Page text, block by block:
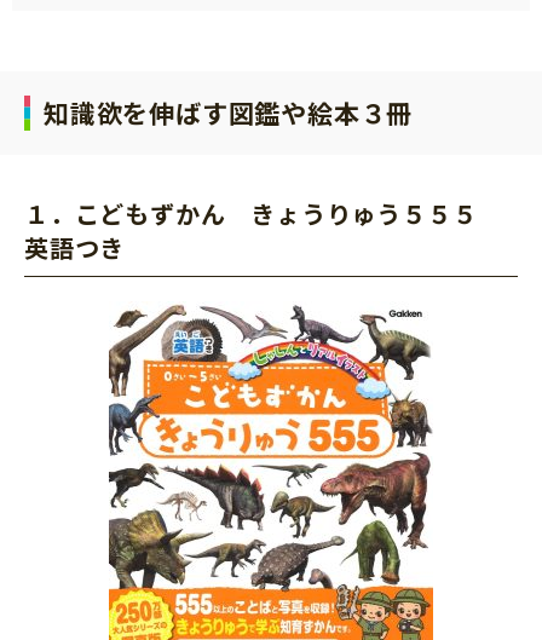
知識欲を伸ばす図鑑や絵本３冊
１．こどもずかん きょうりゅう５５５
英語つき